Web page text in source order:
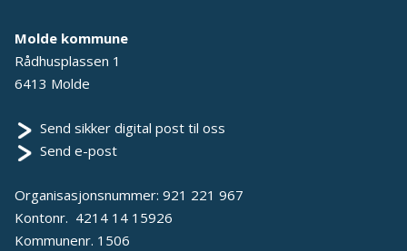
Molde kommune
Rådhusplassen 1
6413 Molde
Send sikker digital post til oss
Send e-post
Organisasjonsnummer: 921 221 967
Kontonr. 4214 14 15926
Kommunenr. 1506